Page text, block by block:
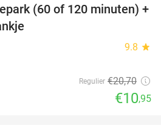
47%
(60 of 120 minuten) +
9.8 star
Regulier €20,70
€10,95